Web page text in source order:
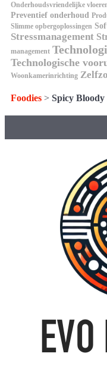
Onderhoudsvriendelijke
Preventief onderhoud
Slimme opbergoplossingen
Stressmanagement
management
Technologische
Woonkamerinrichting
Foodies > Spicy